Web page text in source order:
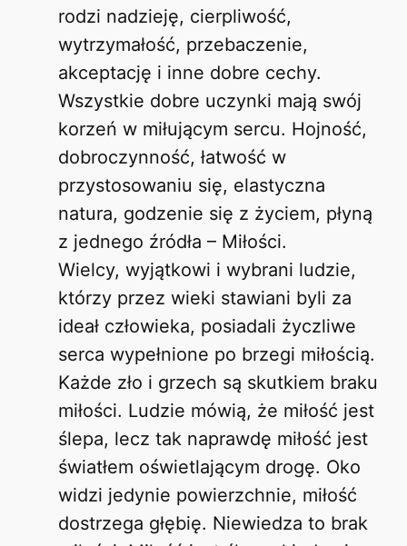
rodzi nadzieję, cierpliwość,
wytrzymałość, przebaczenie,
akceptację i inne dobre cechy.
Wszystkie dobre uczynki mają swój
korzeń w miłującym sercu. Hojność,
dobroczynność, łatwość w
przystosowaniu się, elastyczna
natura, godzenie się z życiem, płyną
z jednego źródła – Miłości.
Wielcy, wyjątkowi i wybrani ludzie,
którzy przez wieki stawiani byli za
ideał człowieka, posiadali życzliwe
serca wypełnione po brzegi miłością.
Każde zło i grzech są skutkiem braku
miłości. Ludzie mówią, że miłość jest
ślepa, lecz tak naprawdę miłość jest
światłem oświetlającym drogę. Oko
widzi jedynie powierzchnie, miłość
dostrzega głębię. Niewiedza to brak